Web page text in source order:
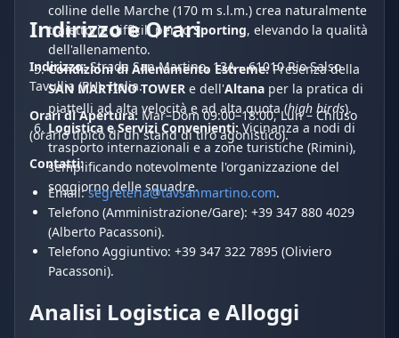
colline delle Marche (170 m s.l.m.) crea naturalmente
traiettorie difficili per loSporting, elevando la qualità
dell'allenamento.
Condizioni di Allenamento Estreme:Presenza della
SAN MARTINO TOWER e dell'Altana per la pratica di
piattelli ad alta velocità e ad alta quota (high birds).
Logistica e Servizi Convenienti: Vicinanza a nodi di
trasporto internazionali e a zone turistiche (Rimini),
semplificando notevolmente l'organizzazione del
soggiorno delle squadre.
Indirizzo e Orari
Indirizzo:Strada San Martino, 13A – 61010 Rio Salso
Tavullia (PU), Italia.
Orari di Apertura: Mar–Dom 09:00–18:00, Lun – Chiuso
(orario tipico di un stand di tiro agonistico).
Contatti:
Email:segreteria@tavsanmartino.com.
Telefono (Amministrazione/Gare): +39 347 880 4029
(Alberto Pacassoni).
Telefono Aggiuntivo: +39 347 322 7895 (Oliviero
Pacassoni).
Analisi Logistica e Alloggi